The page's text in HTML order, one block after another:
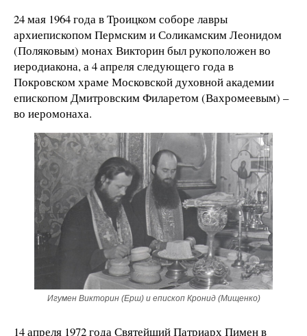
24 мая 1964 года в Троицком соборе лавры
архиепископом Пермским и Соликамским Леонидом
(Поляковым) монах Викторин был рукоположен во
иеродиакона, а 4 апреля следующего года в
Покровском храме Московской духовной академии
епископом Дмитровским Филаретом (Вахромеевым) –
во иеромонаха.
Игумен Викторин (Ерш) и епископ Кронид (Мищенко)
14 апреля 1972 года Святейший Патриарх Пимен в